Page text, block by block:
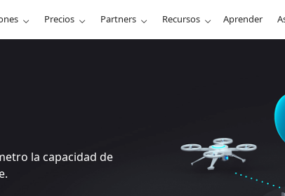
Precios Partners Recursos Aprender
la capacidad de